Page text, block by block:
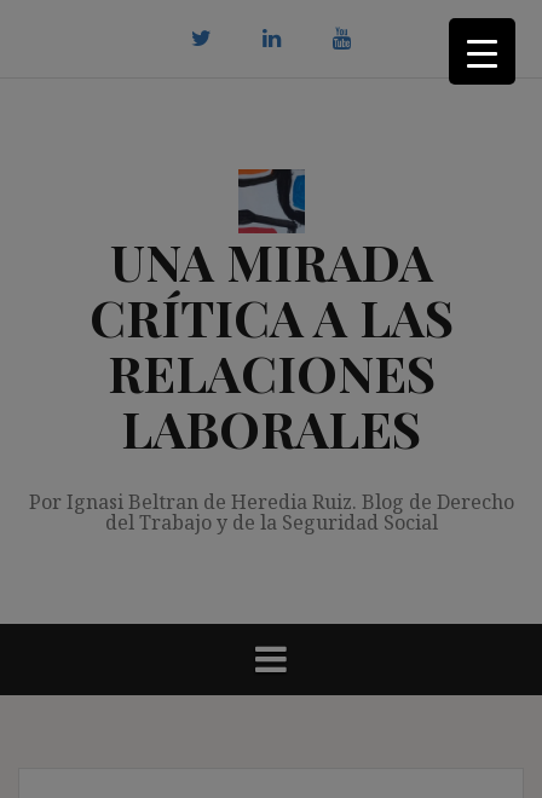
UNA MIRADA
CRÍTICA A LAS
RELACIONES
LABORALES
Por Ignasi Beltran de Heredia Ruiz. Blog de Derecho
del Trabajo y de la Seguridad Social